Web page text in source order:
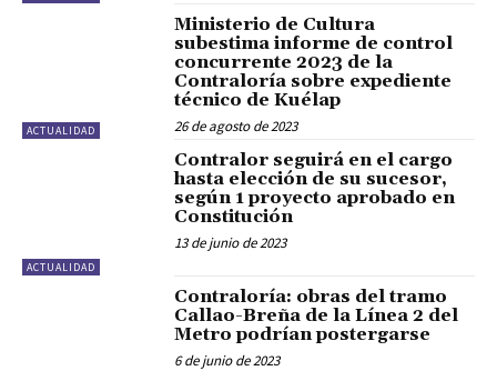
ACTUALIDAD
Ministerio de Cultura
subestima informe de control
concurrente 2023 de la
Contraloría sobre expediente
técnico de Kuélap
26 de agosto de 2023
ACTUALIDAD
Contralor seguirá en el cargo
hasta elección de su sucesor,
según 1 proyecto aprobado en
Constitución
13 de junio de 2023
Contraloría: obras del tramo
Callao-Breña de la Línea 2 del
Metro podrían postergarse
6 de junio de 2023